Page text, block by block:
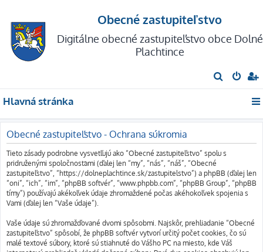
Obecné zastupiteľstvo
Digitálne obecné zastupiteľstvo obce Dolné
Plachtince
ľ
d
Hlavná stránka
Obecné zastupiteľstvo - Ochrana súkromia
Tieto zásady podrobne vysvetľujú ako “Obecné zastupiteľstvo” spolu s
pridruženými spoločnosťami (ďalej len “my”, “nás”, “náš”, “Obecné
zastupiteľstvo”, “https://dolneplachtince.sk/zastupitelstvo”) a phpBB (ďalej len
“oni”, “ich”, “im”, “phpBB softvér”, “www.phpbb.com”, “phpBB Group”, “phpBB
tímy”) používajú akékoľvek údaje zhromaždené počas akéhokoľvek spojenia s
Vami (ďalej len “Vaše údaje”).
Vaše údaje sú zhromažďované dvomi spôsobmi. Najskôr, prehliadanie “Obecné
zastupiteľstvo” spôsobí, že phpBB softvér vytvorí určitý počet cookies, čo sú
malé textové súbory, ktoré sú stiahnuté do Vášho PC na miesto, kde Váš